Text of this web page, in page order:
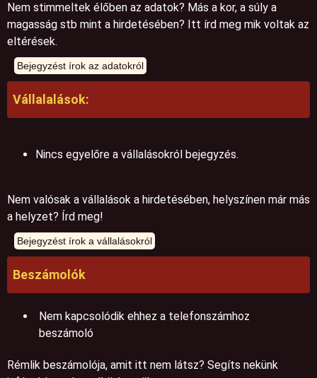
Nem stimmeltek élőben az adatok? Más a kor, a súly a
magasság stb mint a hirdetésében? Itt írd meg mik voltak az
eltérések.
Vállalalások:
Nincs egyelőre a vállalásokról bejegyzés.
Nem valósak a vállalások a hirdetésében, helyszínen már más
a helyzet? Írd meg!
Beszámolók
Nem kapcsolódik ehhez a telefonszámhoz
beszámoló
Rémlik beszámolója, amit itt nem látsz? Segíts nekünk